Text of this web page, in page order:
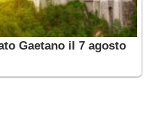
Gaetano il 7 agosto